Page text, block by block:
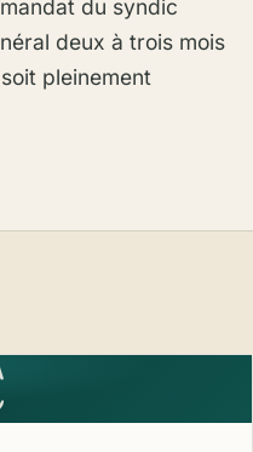
du syndic
deux à trois mois
pleinement